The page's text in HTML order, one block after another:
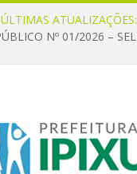
ÚLTIMAS ATUALIZAÇÕES: